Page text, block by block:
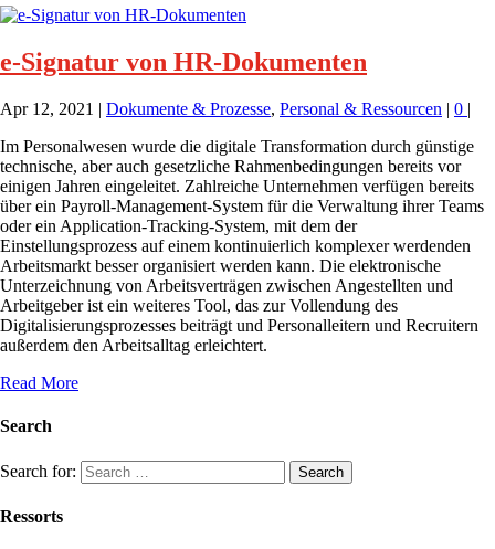
e-Signatur von HR-Dokumenten
Apr 12, 2021 | Dokumente & Prozesse, Personal & Ressourcen | 0 |
Im Personalwesen wurde die digitale Transformation durch günstige
technische, aber auch gesetzliche Rahmenbedingungen bereits vor
einigen Jahren eingeleitet. Zahlreiche Unternehmen verfügen bereits
über ein Payroll-Management-System für die Verwaltung ihrer Teams
oder ein Application-Tracking-System, mit dem der
Einstellungsprozess auf einem kontinuierlich komplexer werdenden
Arbeitsmarkt besser organisiert werden kann. Die elektronische
Unterzeichnung von Arbeitsverträgen zwischen Angestellten und
Arbeitgeber ist ein weiteres Tool, das zur Vollendung des
Digitalisierungsprozesses beiträgt und Personalleitern und Recruitern
außerdem den Arbeitsalltag erleichtert.
Read More
Search
Search for:
Ressorts